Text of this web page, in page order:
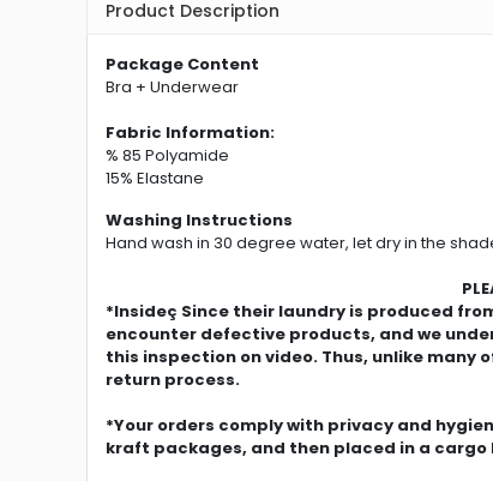
Product Description
Package Content
Bra + Underwear
Fabric Information:
% 85 Polyamide
15% Elastane
Washing Instructions
Hand wash in 30 degree water, let dry in the
PLEASE
*Insideç Since their laundry is produced
encounter defective products, and we
this inspection on video. Thus, unlike
return process.
*Your orders comply with privacy and
kraft packages, and then placed in a cargo